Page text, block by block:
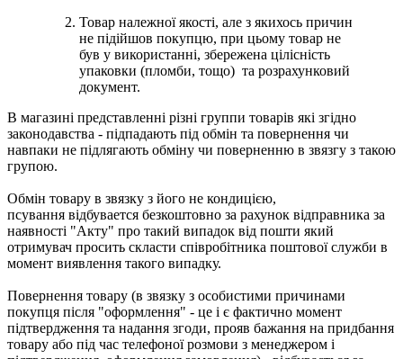
Товар належної якості, але з якихось причин
не підійшов покупцю, при цьому товар не
був у використанні, збережена цілісність
упаковки (пломби, тощо) та розрахунковий
документ.
В магазині представленні різні группи товарів які згідно
законодавства - підпадають під обмін та повернення чи
навпаки не підлягають обміну чи поверненню в звязгу з такою
групою.
Обмін товару в звязку з його не кондицією,
псування відбувается безкоштовно за рахунок відправника за
наявності "Акту" про такий випадок від пошти який
отримувач просить скласти співробітника поштової служби в
момент виявлення такого випадку.
Повернення товару (в звязку з особистими причинами
покупця після "оформлення" - це і є фактично момент
підтвердження та надання згоди, прояв бажання на придбання
товару або під час телефоної розмови з менеджером і